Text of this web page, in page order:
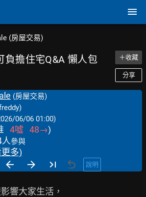
(房屋交易)
負擔住宅Q&A 懶人包
＋收藏
分享
(房屋交易)
06/06 01:00)
4噓 48→)
參與
多)
說明
響大家生活，